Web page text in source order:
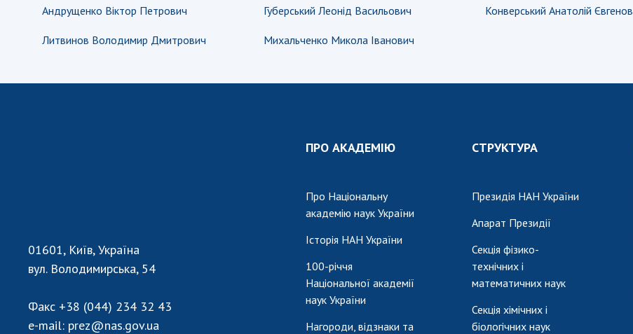
Андрущенко Віктор Петрович Губерський Леонід Васильович Конверський Анатолій
Литвинов Володимир Дмитрович Михальченко Микола Іванович
01601, Київ, Україна
вул. Володимирська, 54
Факс +38 (044) 234 32 43
e-mail: prez@nas.gov.ua
ПРО АКАДЕМІЮ
Про Національну
академію наук України
Історія НАН України
100-річчя
Національної академії
наук України
Нагороди, відзнаки та
СТРУКТУРА
Президія НАН України
Апарат Президії
Секція фізико-
технічних і
математичних наук
Секція хімічних і
біологічних наук